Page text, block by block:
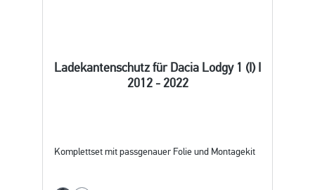
Ladekantenschutz für Dacia Lodgy 1 (I) I
2012 - 2022
Komplettset mit passgenauer Folie und Montagekit